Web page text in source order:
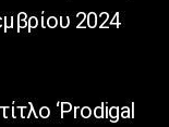
2024
‘Prodigal